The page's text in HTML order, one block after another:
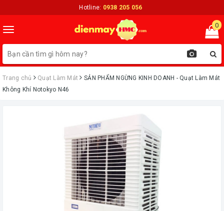
Hotline: 0938 205 056
Toggle
navigation
0
Trang chủ Quạt Làm Mát
ㅤSẢN PHẨM NGỪNG KINH DOANH - Quạt Làm Mát
Không Khí Notokyo N46